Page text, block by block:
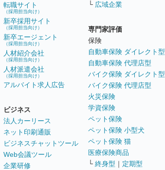
転職サイト
（採用担当向け）
新卒採用サイト
（採用担当向け）
新卒エージェント
（採用担当向け）
人材紹介会社
（採用担当向け）
人材派遣会社
（採用担当向け）
アルバイト求人広告
ビジネス
法人カーリース
ネット印刷通販
ビジネスチャットツール
Web会議ツール
企業研修
└ 広域企業
専門家評価
保険
自動車保険 ダイレクト型
自動車保険 代理店型
バイク保険 ダイレクト型
バイク保険 代理店型
火災保険
学資保険
ペット保険
ペット保険 小型犬
ペット保険 猫
医療保険商品
└ 終身型 ｜ 定期型